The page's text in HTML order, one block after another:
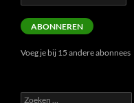
mailadres
ABONNEREN
Voeg je bij 15 andere abonnees
Zoeken